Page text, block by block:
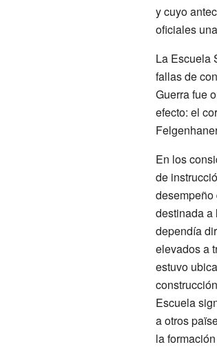
y cuyo
oficiales
La Escuela
fallas de
Guerra fue
efecto: el
En los
de
destinada
dependía
elevados a
estuvo
Escuela
a otros
la